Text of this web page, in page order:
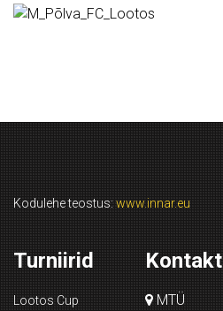
Kodulehe teostus: www.innar.eu
Turniirid
Lootos Cup
Kontakt
MTÜ